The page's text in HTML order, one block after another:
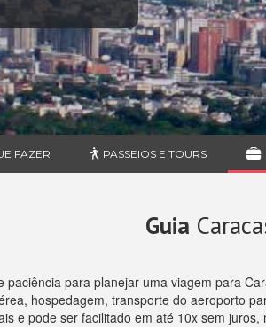
FAZER PASSEIOS E TOURS
Guia
para planejar uma viagem para
hospedagem, transporte do aeroporto
e pode ser facilitado em até 10x sem juros,